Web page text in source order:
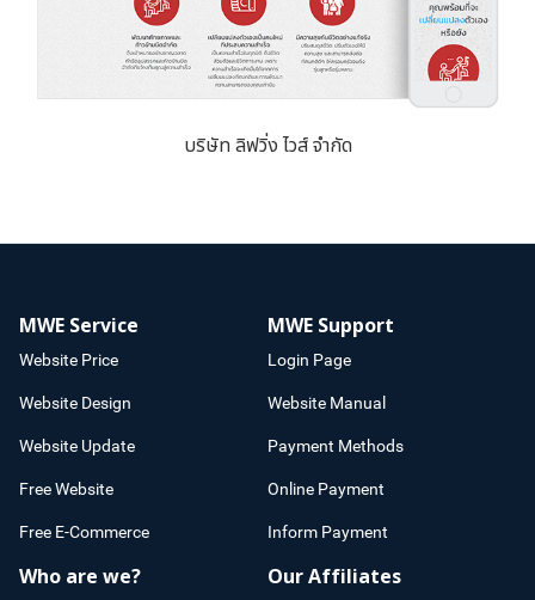
บริษัท ลิฟวิ่ง ไวส์ จำกัด
MWE Service
Website Price
Website Design
Website Update
Free Website
Free E-Commerce
MWE Support
Login Page
Website Manual
Payment Methods
Online Payment
Inform Payment
Who are we? Our Affiliates